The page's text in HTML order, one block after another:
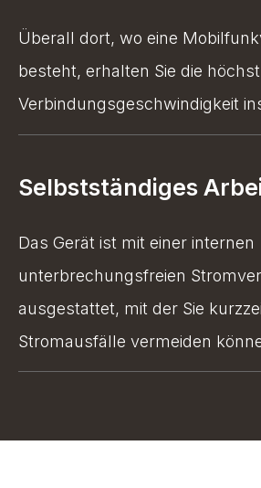
Überall dort, wo eine
besteht, erhalten Sie die
Verbindungsgeschwindigkeit
Selbstständiges
Das Gerät ist mit einer internen
unterbrechungsfreien
ausgestattet, mit der Sie
Stromausfälle vermeiden